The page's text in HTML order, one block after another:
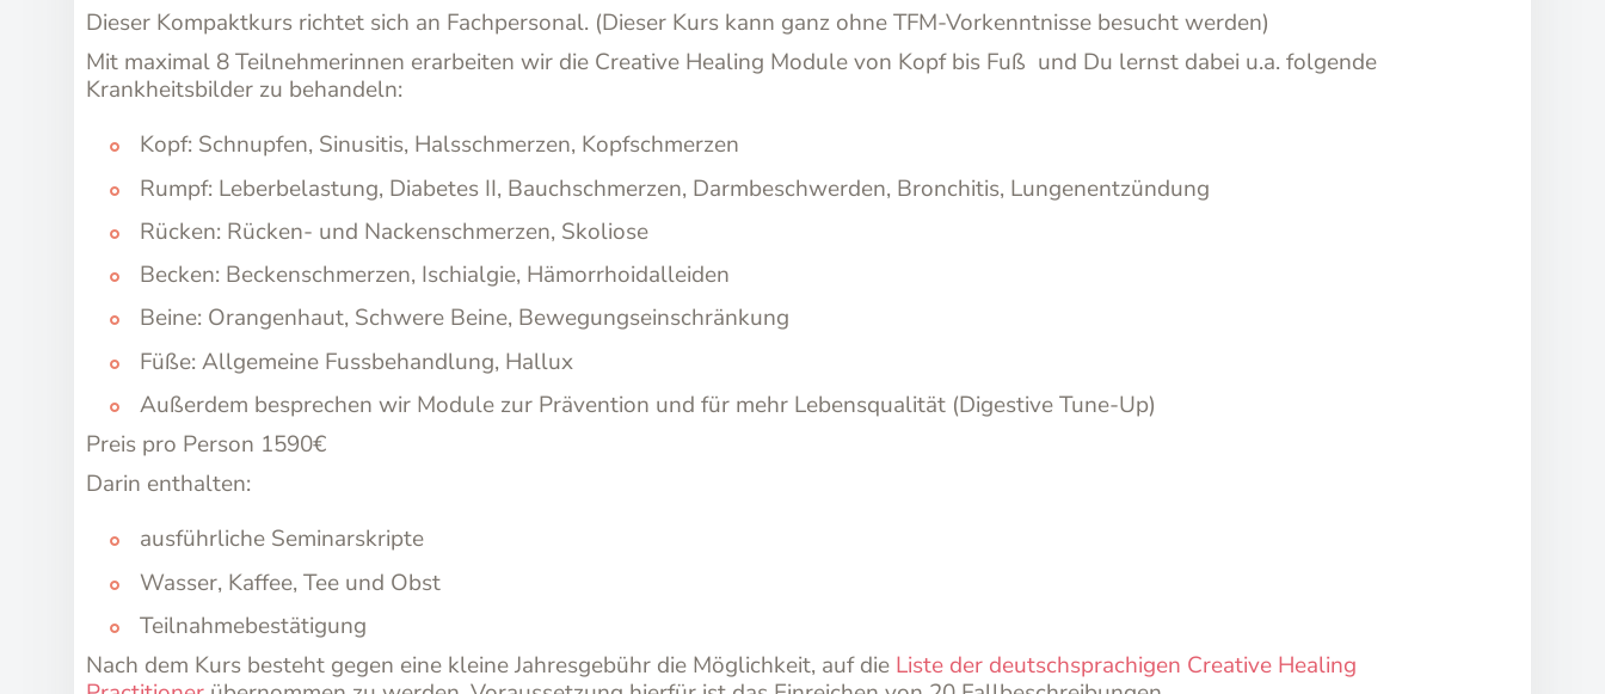
Dieser Kompaktkurs richtet sich an Fachpersonal. (Dieser Kurs kann ganz ohne TFM-Vorkenntnisse besucht werden)
Mit maximal 8 Teilnehmerinnen erarbeiten wir die Creative Healing Module von Kopf bis Fuß und Du lernst dabei u.a. folgende
Krankheitsbilder zu behandeln:
Kopf: Schnupfen, Sinusitis, Halsschmerzen, Kopfschmerzen
Rumpf: Leberbelastung, Diabetes II, Bauchschmerzen, Darmbeschwerden, Bronchitis, Lungenentzündung
Rücken: Rücken- und Nackenschmerzen, Skoliose
Becken: Beckenschmerzen, Ischialgie, Hämorrhoidalleiden
Beine: Orangenhaut, Schwere Beine, Bewegungseinschränkung
Füße: Allgemeine Fussbehandlung, Hallux
Außerdem besprechen wir Module zur Prävention und für mehr Lebensqualität (Digestive Tune-Up)
Preis pro Person 1590€
Darin enthalten:
ausführliche Seminarskripte
Wasser, Kaffee, Tee und Obst
Teilnahmebestätigung
Nach dem Kurs besteht gegen eine kleine Jahresgebühr die Möglichkeit, auf die Liste der deutschsprachigen Creative Healing